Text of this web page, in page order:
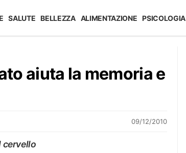
SALUTE BELLEZZA ALIMENTAZIONE PSICOLOGIA
aiuta la memoria e
09/12/2010
cervello